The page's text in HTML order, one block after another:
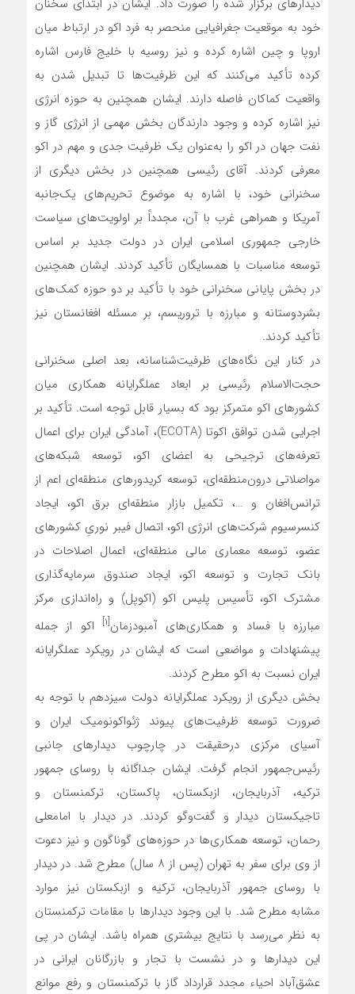
دیدارهای برگزار شده را صورت داد. ایشان در ابتدای سخنان
خود به موقعیت جغرافیایی منحصر به فرد اکو در ارتباط میان
اروپا و چین اشاره کرده و نیز روسیه با خلیج فارس اشاره
کرده تأکید می‌کنند که این ظرفیت‌ها تا تبدیل شدن به
واقعیت کماکان فاصله دارند. ایشان همچنین به حوزه انرژی
نیز اشاره کرده و وجود دارندگان بخش مهمی از انرژی گاز و
نفت جهان در اکو را به‌عنوان یک ظرفیت جدی و مهم در اکو
معرفی کردند. آقای رئیسی همچنین در بخش دیگری از
سخنرانی خود، با اشاره به موضوع تحریم‌های یک‌جانبه
آمریکا و همراهی غرب با آن، مجدداً بر اولویت‌های سیاست
خارجی جمهوری اسلامی ایران در دولت جدید بر اساس
توسعه مناسبات با همسایگان تأکید کردند. ایشان همچنین
در بخش پایانی سخنرانی خود با تأکید بر دو حوزه کمک‌های
بشردوستانه و مبارزه با تروریسم، بر مسئله افغانستان نیز
تأکید کردند.
در کنار این نگاه‌های ظرفیت‌شناسانه، بعد اصلی سخنرانی
حجت‌الاسلام رئیسی بر ابعاد عملگرایانه همکاری میان
کشورهای اکو متمرکز بود که بسیار قابل توجه است. تأکید بر
اجرایی شدن توافق اکوتا (ECOTA)، آمادگی ایران برای اعمال
تعرفه‌های ترجیحی به اعضای اکو، توسعه شبکه‌های
مواصلاتی درون‌منطقه‌ای، توسعه کریدورهای منطقه‌ای اعم از
ترانس‌افغان و …، تکمیل بازار منطقه‌ای برق اکو، ایجاد
کنسرسیوم شرکت‌های انرژی اکو، اتصال فیبر نوریِ کشورهای
عضو، توسعه معماری مالی منطقه‌ای، اعمال اصلاحات در
بانک تجارت و توسعه اکو، ایجاد صندوق سرمایه‌گذاری
مشترک اکو، تأسیس پلیس اکو (اکوپل) و راه‌اندازی مرکز
مبارزه با فساد و همکاری‌های آمبودزمان[۱]
اکو از جمله
پیشنهادات و مواضعی است که ایشان در رویکرد عملگرایانه
ایران نسبت به اکو مطرح کردند.
بخش دیگری از رویکرد عملگرایانه دولت سیزدهم با توجه به
ضرورت توسعه ظرفیت‌های پیوند ژئواکونومیک ایران و
آسیای مرکزی درحقیقت در چارچوب دیدارهای جانبی
رئیس‌جمهور انجام گرفت. ایشان جداگانه با روسای جمهور
ترکیه، آذربایجان، ازبکستان، پاکستان، ترکمنستان و
تاجیکستان دیدار و گفت‌و‌گو کردند. در دیدار با امامعلی
رحمان، توسعه همکاری‌ها در حوزه‌های گوناگون و نیز دعوت
از وی برای سفر به تهران (پس از ۸ سال) مطرح شد. در دیدار
با روسای جمهور آذربایجان، ترکیه و ازبکستان نیز موارد
مشابه مطرح شد. با این وجود دیدارها با مقامات ترکمنستان
به نظر می‌رسد با نتایج بیشتری همراه باشد. ایشان در پی
این دیدارها و در نشست با تجار و بازرگانان ایرانی در
عشق‌آباد احیاء مجدد قرارداد گاز با ترکمنستان و رفع موانع